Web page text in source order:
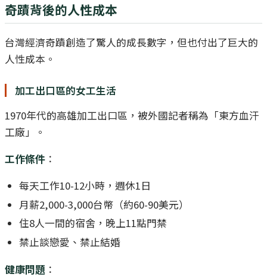
奇蹟背後的人性成本
台灣經濟奇蹟創造了驚人的成長數字，但也付出了巨大的
人性成本。
加工出口區的女工生活
1970年代的高雄加工出口區，被外國記者稱為「東方血汗
工廠」。
工作條件 ：
每天工作10-12小時，週休1日
月薪2,000-3,000台幣（約60-90美元）
住8人一間的宿舍，晚上11點門禁
禁止談戀愛、禁止結婚
健康問題 ：